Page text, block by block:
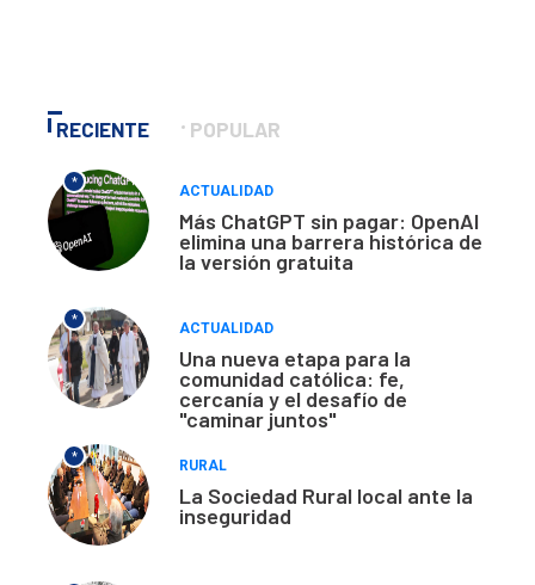
RECIENTE POPULAR
*
ACTUALIDAD
Más ChatGPT sin pagar: OpenAI
elimina una barrera histórica de
la versión gratuita
*
ACTUALIDAD
Una nueva etapa para la
comunidad católica: fe,
cercanía y el desafío de
"caminar juntos"
*
RURAL
La Sociedad Rural local ante la
inseguridad